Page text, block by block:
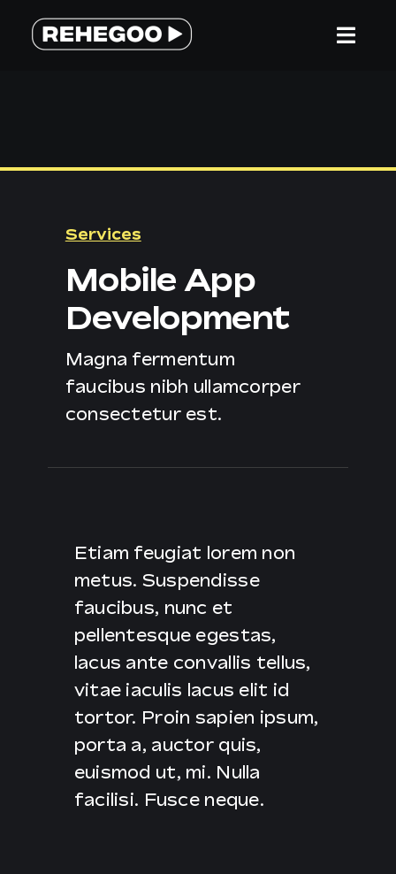
Salta
WE ARE DIFFERENT
CONTATTACI
Services
Mobile App
Development
Magna fermentum
faucibus nibh ullamcorper
consectetur est.
Etiam feugiat lorem non
metus. Suspendisse
faucibus, nunc et
pellentesque egestas,
lacus ante convallis tellus,
vitae iaculis lacus elit id
tortor. Proin sapien ipsum,
porta a, auctor quis,
euismod ut, mi. Nulla
facilisi. Fusce neque.